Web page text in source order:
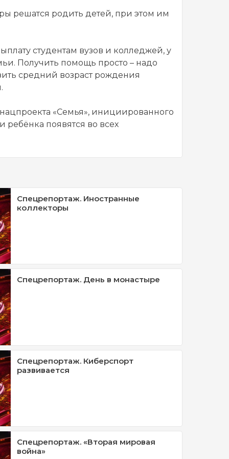
решатся родить детей, при этом им
студентам вузов и колледжей, у
Получить помощь просто – надо
средний возраст рождения
«Семья», инициированного
появятся во всех
Спецрепортаж. Иностранные
коллекторы
Спецрепортаж. День в монастыре
Спецрепортаж. Киберспорт
развивается
Спецрепортаж. «Вторая мировая
война»